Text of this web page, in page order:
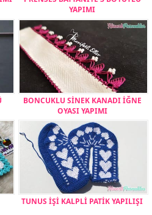
YAPIMI
BONCUKLU SİNEK KANADI İĞNE
OYASI YAPIMI
TUNUS İŞİ KALPLİ PATİK YAPILIŞI